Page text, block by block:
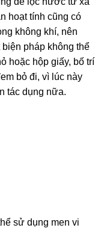
hoạt tính cũng có
không khí, nên
pháp không thể
hoặc hộp giấy, bố trí
bỏ đi, vì lúc này
tác dụng nữa.
sử dụng men vi